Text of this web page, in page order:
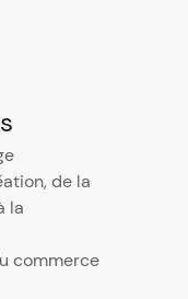
de la
la
commerce